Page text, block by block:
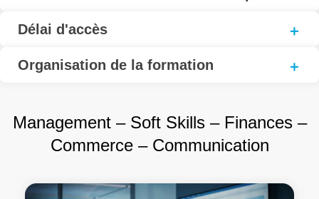
Délai d'accès
Organisation de la formation
Management – Soft Skills – Finances –
Commerce – Communication